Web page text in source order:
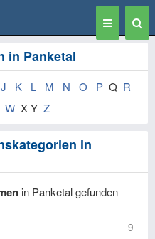
Toggle
navigation
in Panketal
J K L M N O P Q R
W X Y Z
in
in Panketal gefunden
9